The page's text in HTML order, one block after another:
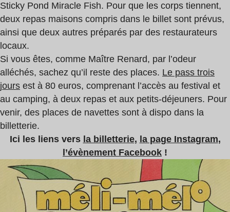
Sticky Pond Miracle Fish. Pour que les corps tiennent,
deux repas maisons compris dans le billet sont prévus,
ainsi que deux autres préparés par des restaurateurs
locaux.
Si vous êtes, comme Maître Renard, par l’odeur
alléchés, sachez qu’il reste des places. Le pass trois
jours est à 80 euros, comprenant l’accès au festival et
au camping, à deux repas et aux petits-déjeuners. Pour
venir, des places de navettes sont à dispo dans la
billetterie.
Ici les liens vers la billetterie, la page Instagram,
l’évènement Facebook !